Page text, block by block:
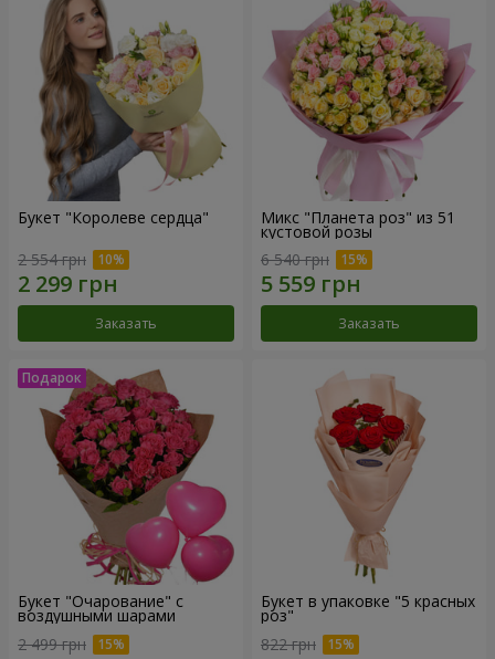
Букет "Королеве сердца"
2 554 грн
Заказать
Микс "Планета роз" из 51
кустовой розы
6 540 грн
Заказать
Букет "Очарование" с
воздушными шарами
2 499 грн
Букет в упаковке "5 красных
роз"
822 грн